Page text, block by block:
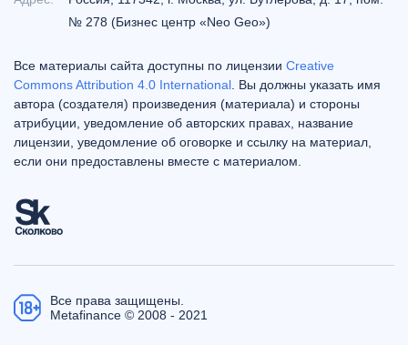
№ 278 (Бизнес центр «Neo Geo»)
Все материалы сайта доступны по лицензии Creative
Commons Attribution 4.0 International . Вы должны указать имя
автора (создателя) произведения (материала) и стороны
атрибуции, уведомление об авторских правах, название
лицензии, уведомление об оговорке и ссылку на материал,
если они предоставлены вместе с материалом.
Все права защищены.
Metafinance © 2008 - 2021